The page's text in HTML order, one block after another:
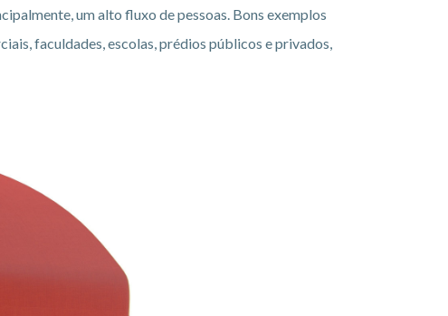
um alto fluxo de pessoas. Bons exemplos
faculdades, escolas, prédios públicos e privados,